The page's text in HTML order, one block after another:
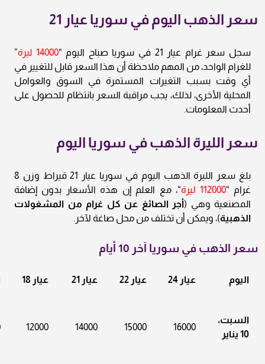
سعر الذهب اليوم في سوريا عيار 21
سجل سعر غرام عيار 21 في سوريا صباح اليوم “ 14000 ليرة
”
للغرام الواحد، من المهم ملاحظة أن هذا السعر قابل للتغيير في
أي وقت بسبب التغيرات المستمرة في السوق والعوامل
المحلية الأخرى، لذلك، يجب مراقبة السعر بانتظام للحصول على
أحدث المعلومات.
سعر الليرة الذهب في سوريا اليوم
بلغ سعر الليرة الذهب اليوم في سوريا عيار 21 قيراط وزن 8
غرام “112000 ليرة
“، مع العلم إن هذه الأسعار بدون إضافة
المصنعية وهي (أجر الصائغ عن كل غرام من المشغولات
الذهبية)، ويمكن أن تختلف من محل صاغة لآخر.
سعر الذهب في سوريا آخر 10 أيام
اليوم عيار 24 عيار 22 عيار 21 عيار 18
السبت،
10 يناير
16000
15000
14000
12000